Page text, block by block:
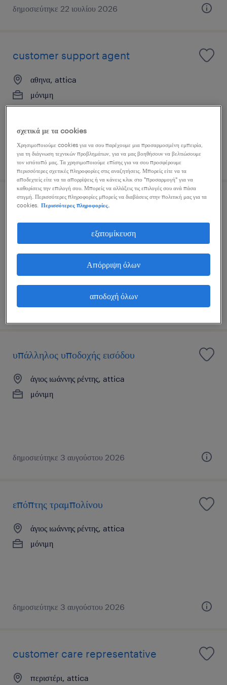
δημοσιεύτηκε 22 ιουλίου 2026
customer support agent
αθηνα, attica
μόνιμη
δημοσιεύτηκε 22 ιουλίου 2026
collections portfolio manager
μόνιμη
δημοσιεύτηκε 29 ιουλίου 2026
υπάλληλος υποδοχής εισόδου
άγιος ιωάννης ρέντης, attica
μόνιμη
δημοσιεύτηκε 3 αυγούστου 2026
επόπτης τραμπολίνου
άγιος ιωάννης ρέντης, attica
μόνιμη
δημοσιεύτηκε 3 αυγούστου 2026
customer care representative
περιστέρι, attica
σχετικά με τα cookies
Χρησιμοποιούμε cookies για να σου παρέχουμε μια προσαρμοσμένη εμπειρία,
για τη διάγνωση τεχνικών προβλημάτων, για να μας βοηθήσουν να βελτιώσουμε
τον ιστότοπό μας. Τα χρησιμοποιούμε επίσης για να σου προσφέρουμε
περισσότερες σχετικές πληροφορίες στις αναζητήσεις. Μπορείς είτε να τα
αποδεχτείς είτε να τα απορρίψεις ή να κάνεις κλικ στο "προσαρμογή" για να
καθορίσεις την επιλογή σου. Μπορείς να αλλάξεις τις επιλογές σου ανά πάσα
στιγμή. Περισσότερες πληροφορίες μπορείς να διαβάσεις στην πολιτική μας για τα
cookies.
Περισσότερες πληροφορίες.
εξατομίκευση
Απόρριψη όλων
αποδοχή όλων